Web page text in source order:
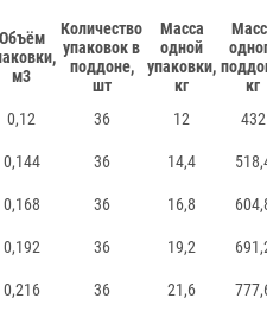
Объём
м3
Количество
упаковок в
поддоне,
шт
Масса
одной
упаковки,
кг
кг
0,12 36 12
432
0,144 36 14,4
0,168 36 16,8
0,192 36 19,2
0,216 36 21,6